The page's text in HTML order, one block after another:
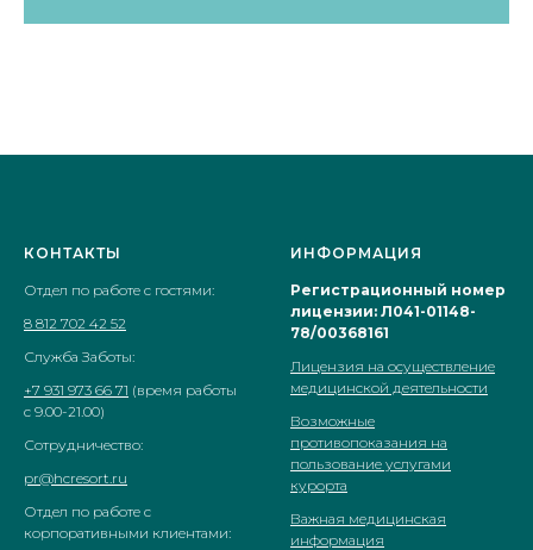
КОНТАКТЫ
Отдел по работе с гостями:
8 812 702 42 52
Служба Заботы:
+7 931 973 66 71 (время работы
с 9.00-21.00)
Сотрудничество:
pr@hcresort.ru
Отдел по работе с
корпоративными клиентами:
ИНФОРМАЦИЯ
Регистрационный номер
лицензии: Л041-01148-
78/00368161
Лицензия на осуществление
медицинской деятельности
Возможные
противопоказания на
пользование услугами
курорта
Важная медицинская
информация